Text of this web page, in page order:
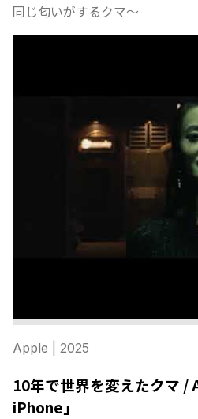
同じ匂いがするクマ〜
Apple | 2025
10年で世界を変えたクマ
iPhone」